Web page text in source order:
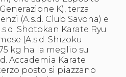
fiscali
K), terza
(A.s.d. Club Savona) e
Shotokan Karate Ryu
(A.s.d. Shizoku
kg ha la meglio su
Accademia Karate
posto si piazzano